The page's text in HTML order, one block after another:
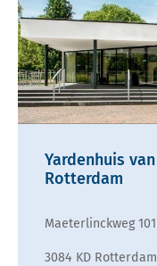
Yardenhuis van
Rotterdam
Maeterlinckweg 101
3084 KD Rotterdam